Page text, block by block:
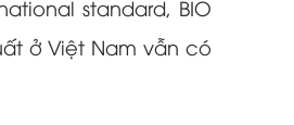
standard, BIO
ở Việt Nam vẫn có